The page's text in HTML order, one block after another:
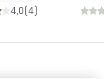
4,0(4)